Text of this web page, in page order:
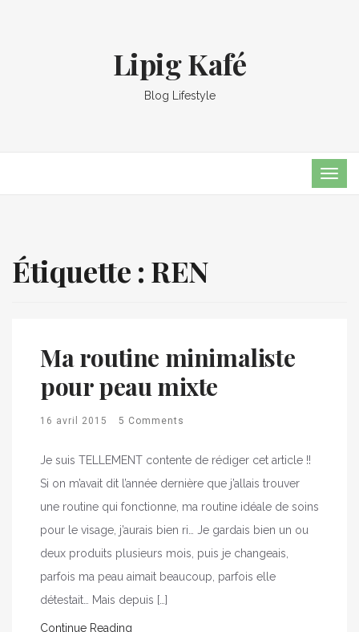
Lipig Kafé
Blog Lifestyle
Étiquette : REN
Ma routine minimaliste
pour peau mixte
16 avril 2015 5 Comments
Je suis TELLEMENT contente de rédiger cet article !!
Si on m’avait dit l’année dernière que j’allais trouver
une routine qui fonctionne, ma routine idéale de soins
pour le visage, j’aurais bien ri… Je gardais bien un ou
deux produits plusieurs mois, puis je changeais,
parfois ma peau aimait beaucoup, parfois elle
détestait… Mais depuis […]
Continue Reading